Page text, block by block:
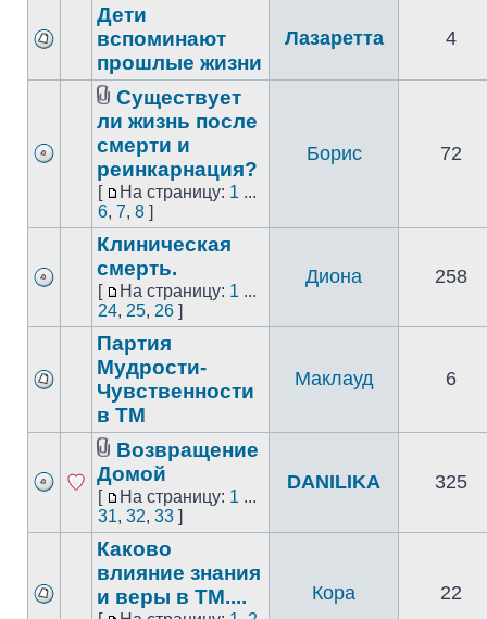
Дети
вспоминают
прошлые жизни
Лазаретта 4
Существует
ли жизнь после
смерти и
реинкарнация?
[ На страницу: 1 ...
6, 7, 8 ]
Борис 72
Клиническая
смерть.
[ На страницу: 1 ...
24, 25, 26 ]
Диона 258
Партия
Мудрости-
Чувственности
в ТМ
Маклауд 6
Возвращение
Домой
[ На страницу: 1 ...
31, 32, 33 ]
DANILIKA 325
Каково
влияние знания
и веры в ТМ....
Кора 22